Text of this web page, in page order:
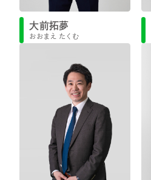
大前拓夢
おおまえ たくむ